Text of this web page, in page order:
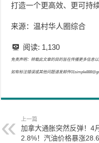
打造一个更高效、更可持
来源：温村华人圈综合
阅读: 1,130
免责声明：转载此文章的目的旨在传播更多信息
如有标注错误或其他问题请发邮件
上一篇
加拿大通胀突然反弹！4
2.8%！汽油价格暴涨